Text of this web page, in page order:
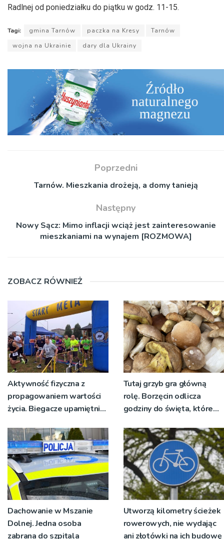
Radlnej od poniedziałku do piątku w godz. 11-15.
Tagi: gmina Tarnów paczka na Kresy
Tarnów
wojna na Ukrainie
dary dla Ukrainy
Poprzedni
Tarnów. Mieszkania drożeją, a domy tanieją
Następny
Nowy Sącz: Mimo inflacji wciąż jest zainteresowanie
mieszkaniami na wynajem [ROZMOWA]
ZOBACZ RÓWNIEŻ
Aktywność fizyczna z
propagowaniem wartości
życia. Biegacze upamiętnili
Tutaj grzyb gra główną
rolę. Borzęcin odlicza
godziny do święta, które
pokoleń
Dachowanie w Mszanie
Dolnej. Jedna osoba
zabrana do szpitala
Utworzą kilometry ścieżek
rowerowych, nie wydając
ani złotówki na ich budowę